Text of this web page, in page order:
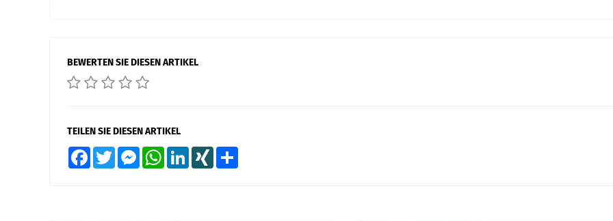
BEWERTEN SIE DIESEN ARTIKEL
TEILEN SIE DIESEN ARTIKEL
FacebookTwitter MessengerWhatsAppLinkedInXING